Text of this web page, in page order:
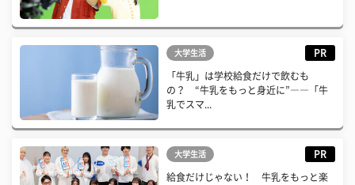
大学生活 PR
「牛乳」は学校給食だけで飲むも
の？ “牛乳をもっと身近に”――「牛
乳でスマ...
大学生活 PR
給食だけじゃない！ 牛乳をもっと楽